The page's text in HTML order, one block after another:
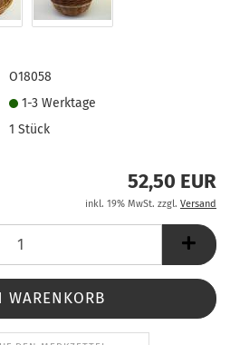
O18058
1-3 Werktage
1Stück
52,50 EUR
inkl. 19% MwSt. zzgl. Versand